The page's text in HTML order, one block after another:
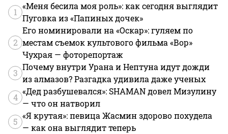
1
«Меня бесила моя роль»: как сегодня выглядит
Пуговка из «Папиных дочек»
2
Его номинировали на «Оскар»: гуляем по
местам съемок культового фильма «Вор»
Чухрая — фоторепортаж
3
Почему внутри Урана и Нептуна идут дожди
из алмазов? Разгадка удивила даже ученых
4
«Дед разбушевался»: SHAMAN довел Мизулину
— что он натворил
5
«Я крутая»: певица Жасмин здорово похудела
— как она выглядит теперь